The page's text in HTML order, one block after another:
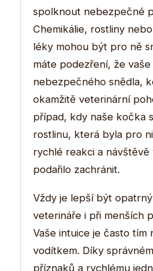
spolknout nebezpečné
Chemikálie, rostliny
léky mohou být pro ně
máte podezření, že
nebezpečného snědla,
okamžitě veterinární
případ, kdy naše kočka
rostlinu, která byla pro
rychlé reakci a návštěvě
podařilo zachránit.
Vždy je lepší být
veterináře i při menších
Vaše intuice je často tím
vodítkem. Díky
příznaků a rychlému